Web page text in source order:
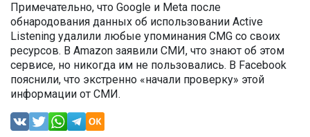
Примечательно, что Google и Meta после
обнародования данных об использовании Active
Listening удалили любые упоминания CMG со своих
ресурсов. В Amazon заявили СМИ, что знают об этом
сервисе, но никогда им не пользовались. В Facebook
пояснили, что экстренно «начали проверку» этой
информации от СМИ.